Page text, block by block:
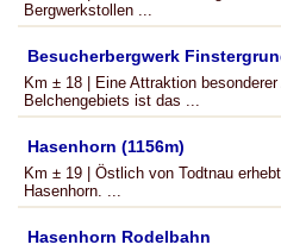
Bergwerkstollen ...
Besucherbergwerk
Km ± 18 | Eine Attraktion
Belchengebiets ist das ...
Hasenhorn (1156m)
Km ± 19 | Östlich von Todtnau
Hasenhorn. ...
Hasenhorn Rodelbahn